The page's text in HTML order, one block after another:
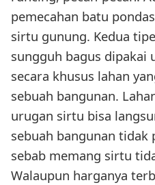
pemecahan batu
sirtu gunung. Kedua
sungguh bagus dipakai
secara khusus lahan
sebuah bangunan.
urugan sirtu bisa
sebuah bangunan
sebab memang sirtu
Walaupun harganya